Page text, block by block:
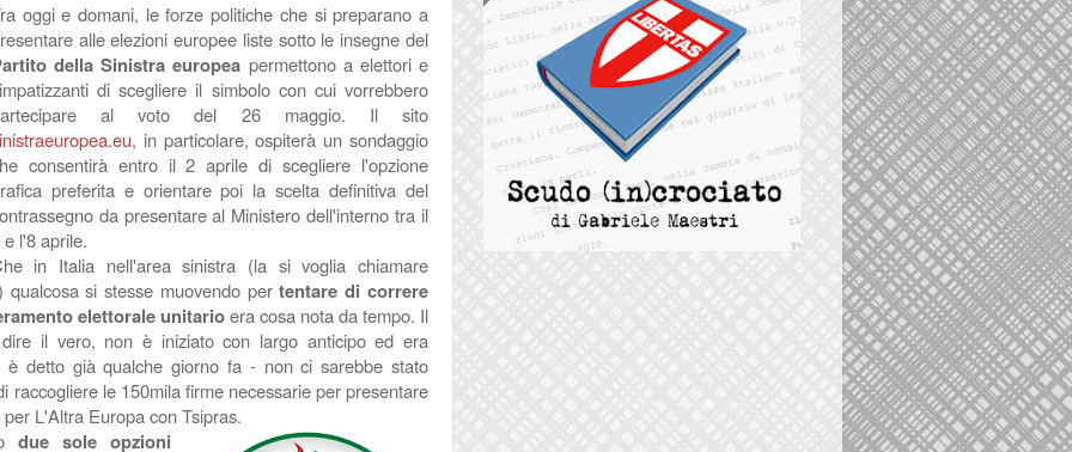
oggi e domani, le forze politiche che si preparano a
alle elezioni europee liste sotto le insegne del
della Sinistra europea permettono a elettori e
di scegliere il simbolo con cui vorrebbero
al voto del 26 maggio. Il sito
, in particolare, ospiterà un sondaggio
consentirà entro il 2 aprile di scegliere l'opzione
preferita e orientare poi la scelta definitiva del
da presentare al Ministero dell'interno tra il
e l'8 aprile.
in Italia nell'area sinistra (la si voglia chiamare
qualcosa si stesse muovendo pertentare di correre
elettorale unitarioera cosa nota da tempo. Il
il vero, non è iniziato con largo anticipo ed era
detto già qualche giorno fa - non ci sarebbe stato
raccogliere le 150mila firme necessarie per presentare
L'Altra Europa con Tsipras.
due sole opzioni